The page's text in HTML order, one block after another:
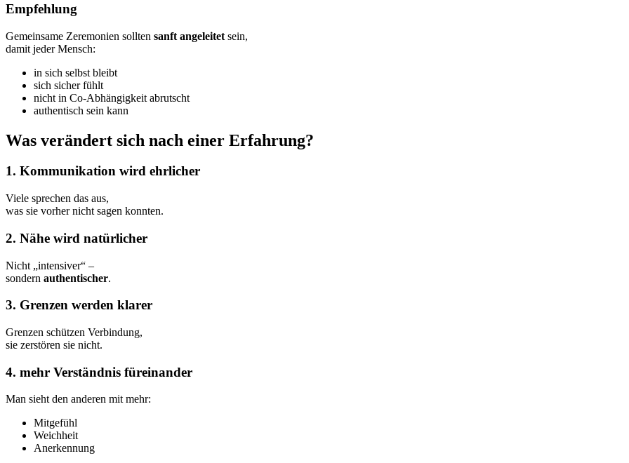
Empfehlung
Gemeinsame Zeremonien sollten sanft angeleitet sein,
damit jeder Mensch:
in sich selbst bleibt
sich sicher fühlt
nicht in Co-Abhängigkeit abrutscht
authentisch sein kann
Was verändert sich nach einer Erfahrung?
1. Kommunikation wird ehrlicher
Viele sprechen das aus,
was sie vorher nicht sagen konnten.
2. Nähe wird natürlicher
Nicht „intensiver“ –
sondern authentischer.
3. Grenzen werden klarer
Grenzen schützen Verbindung,
sie zerstören sie nicht.
4. mehr Verständnis füreinander
Man sieht den anderen mit mehr:
Mitgefühl
Weichheit
Anerkennung